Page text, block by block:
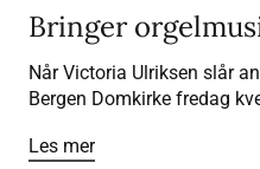
Bringer
Når Victoria Ulriksen slår
Bergen Domkirke fredag
Les mer